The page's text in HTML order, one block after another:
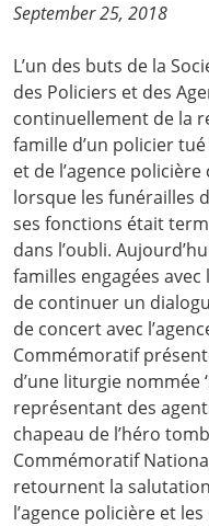
September 25, 2018
L’un des buts de la
des Policiers et des
continuellement de la
famille d’un policier
et de l’agence
lorsque les funérailles
ses fonctions était
dans l’oubli.
familles engagées
de continuer un
de concert avec
Commémoratif
d’une liturgie nommée
représentant des
chapeau de l’héro
Commémoratif
retournent la
l’agence policière et